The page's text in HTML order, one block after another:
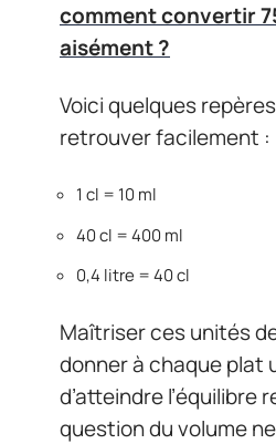
comment convertir
aisément ?
Voici quelques
retrouver facilement :
1 cl = 10 ml
40 cl = 400 ml
0,4 litre = 40 cl
Maîtriser ces unités
donner à chaque plat
d’atteindre l’équilibre
question du volume